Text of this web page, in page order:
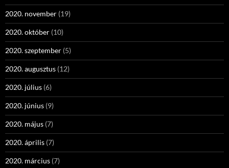
2020. november (19)
2020. október (10)
2020. szeptember (5)
2020. augusztus (12)
2020. július (6)
2020. június (9)
2020. május (7)
2020. április (7)
2020. március (7)